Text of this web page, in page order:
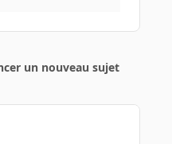
un nouveau sujet